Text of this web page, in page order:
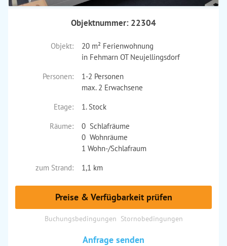
Objektnummer: 22304
Objekt:
20 m² Ferienwohnung
in Fehmarn OT Neujellingsdorf
Personen:
1-2 Personen
max. 2 Erwachsene
Etage:
1. Stock
Räume:
0 Schlafräume
0 Wohnräume
1 Wohn-/Schlafraum
zum Strand:
1,1 km
Preise & Verfügbarkeit prüfen
Buchungsbedingungen Stornobedingungen
Anfrage senden